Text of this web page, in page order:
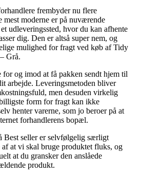
frembyder nu flere
mest moderne er på nuværende
udleveringssted, hvor du kan afhente
dig. Den er altså super nem, og
mulighed for fragt ved køb af Tidy
Grå.
og imod at få pakken sendt hjem til
arbejde. Leveringsmetoden bliver
men desuden virkelig
form for fragt kan ikke
henter varerne, som jo beroer på at
forhandlerens bopæl.
Best seller er selvfølgelig særligt
at vi skal bruge produktet fluks, og
at du gransker den anslåede
produkt.